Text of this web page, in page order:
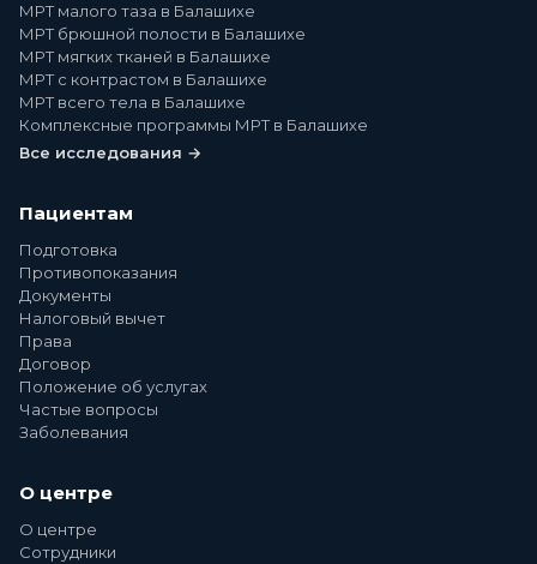
МРТ малого таза в Балашихе
МРТ брюшной полости в Балашихе
МРТ мягких тканей в Балашихе
МРТ с контрастом в Балашихе
МРТ всего тела в Балашихе
Комплексные программы МРТ в Балашихе
Все исследования →
Пациентам
Подготовка
Противопоказания
Документы
Налоговый вычет
Права
Договор
Положение об услугах
Частые вопросы
Заболевания
О центре
О центре
Сотрудники